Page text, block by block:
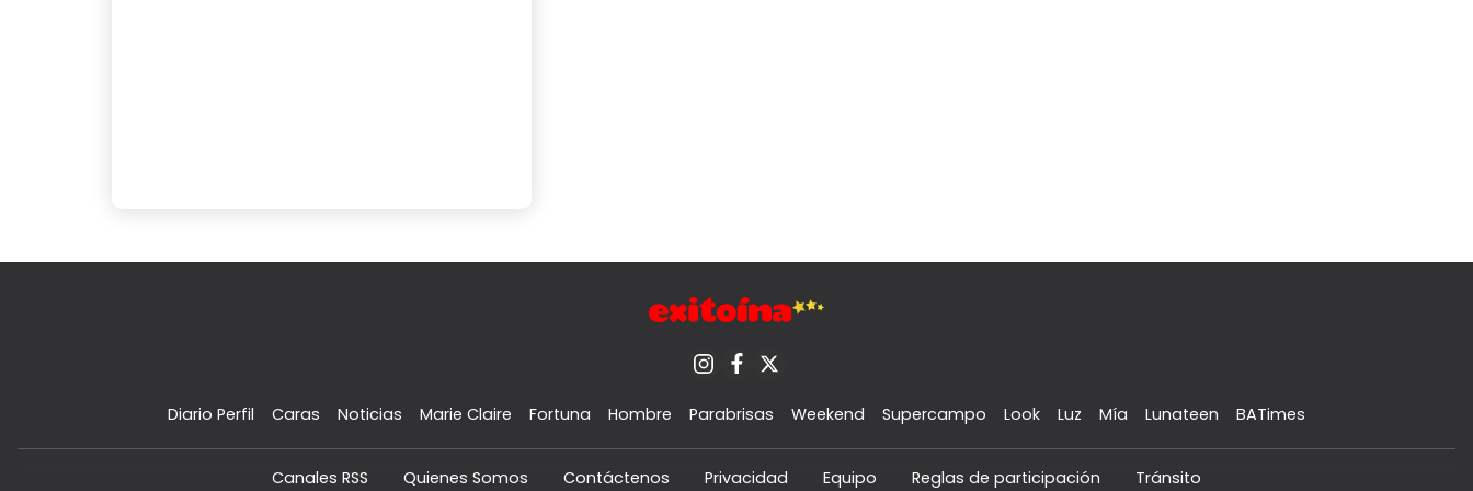
Diario Perfil Caras Noticias Marie Claire Fortuna Hombre Parabrisas Weekend Supercampo Look Luz Mía Lunateen BATimes
Canales RSS Quienes Somos Contáctenos Privacidad Equipo Reglas de participación Tránsito